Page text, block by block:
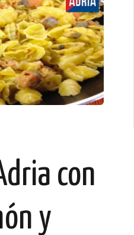
con
y